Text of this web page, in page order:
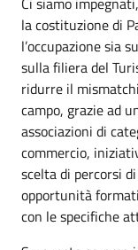
la costituzione di
l’occupazione sia
sulla filiera del
ridurre il
campo, grazie ad
associazioni di
commercio,
scelta di percorsi
opportunità
con le specifiche